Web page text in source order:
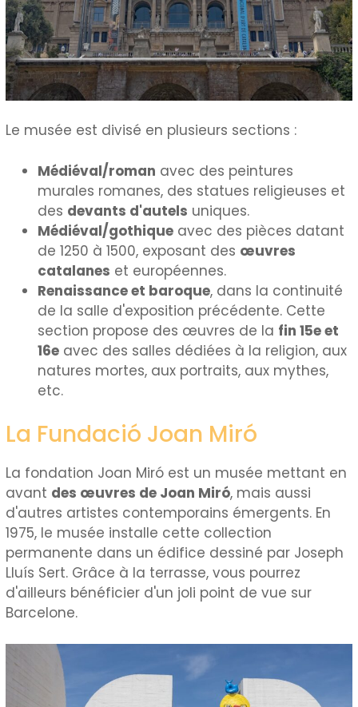
Le musée est divisé en plusieurs sections :
Médiéval/roman avec des peintures
murales romanes, des statues religieuses et
des devants d'autels uniques.
Médiéval/gothique avec des pièces datant
de 1250 à 1500, exposant des œuvres
catalanes et européennes.
Renaissance et baroque, dans la continuité
de la salle d'exposition précédente. Cette
section propose des œuvres de la fin 15e et
16e avec des salles dédiées à la religion, aux
natures mortes, aux portraits, aux mythes,
etc.
La Fundació Joan Miró
La fondation Joan Miró est un musée mettant en
avant des œuvres de Joan Miró, mais aussi
d'autres artistes contemporains émergents. En
1975, le musée installe cette collection
permanente dans un édifice dessiné par Joseph
Lluís Sert. Grâce à la terrasse, vous pourrez
d'ailleurs bénéficier d'un joli point de vue sur
Barcelone.